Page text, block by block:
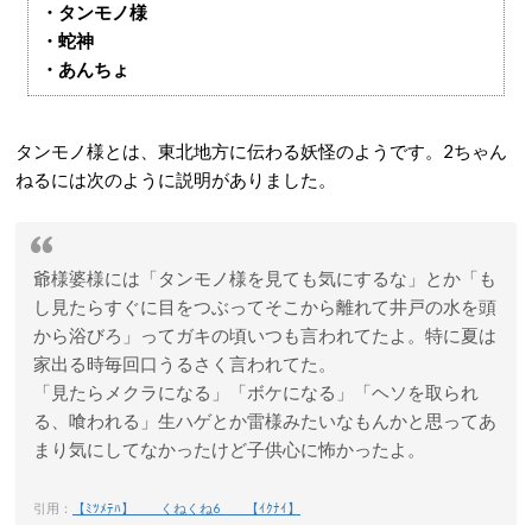
・タンモノ様
・蛇神
・あんちょ
タンモノ様とは、東北地方に伝わる妖怪のようです。2ちゃん
ねるには次のように説明がありました。
爺様婆様には「タンモノ様を見ても気にするな」とか「も
し見たらすぐに目をつぶってそこから離れて井戸の水を頭
から浴びろ」ってガキの頃いつも言われてたよ。特に夏は
家出る時毎回口うるさく言われてた。
「見たらメクラになる」「ボケになる」「ヘソを取られ
る、喰われる」生ハゲとか雷様みたいなもんかと思ってあ
まり気にしてなかったけど子供心に怖かったよ。
引用： 【ﾐﾂﾒﾃﾊ】 くねくね6 【ｲｸﾅｲ】